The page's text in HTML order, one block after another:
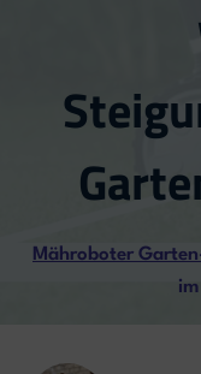
Mähroboter